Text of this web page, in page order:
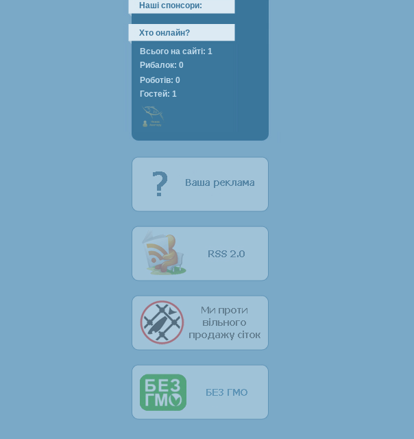
Наші спонсори:
Хто онлайн?
Всього на сайті: 1
Рибалок: 0
Роботів: 0
Гостей: 1